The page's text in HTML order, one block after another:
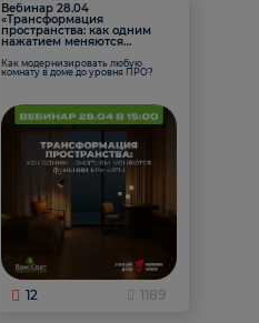
Вебинар 28.04
«Трансформация
пространства: как одним
нажатием меняются
Как модернизировать любую
комнату в доме до уровня ПРО?
12 1189